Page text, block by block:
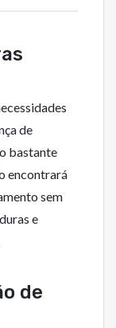
de
bastante
encontrará
sem
e
de